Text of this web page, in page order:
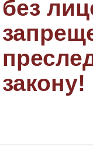
без
закону!